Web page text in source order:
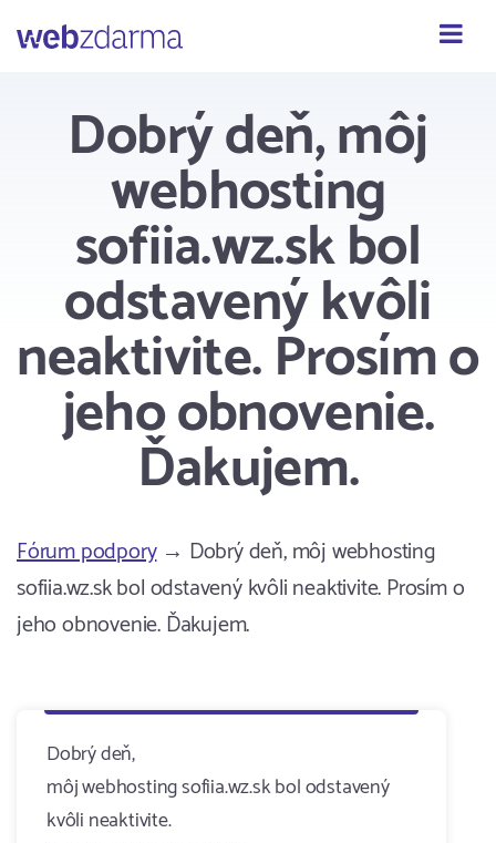
Webzdarma
Dobrý deň, môj
webhosting
sofiia.wz.sk bol
odstavený kvôli
neaktivite. Prosím o
jeho obnovenie.
Ďakujem.
Fórum podpory→ Dobrý deň, môj webhosting
sofiia.wz.sk bol odstavený kvôli neaktivite. Prosím o
jeho obnovenie. Ďakujem.
Dobrý deň,
môj webhosting sofiia.wz.sk bol odstavený
kvôli neaktivite.